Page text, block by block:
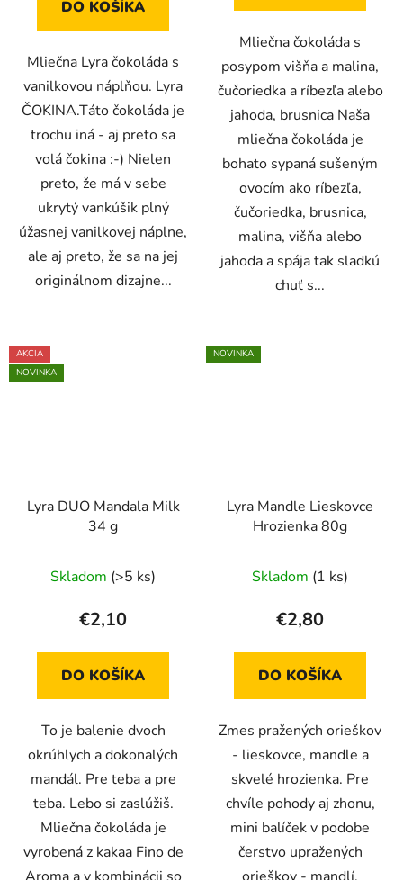
DO KOŠÍKA
Mliečna Lyra čokoláda s
vanilkovou náplňou. Lyra
ČOKINA.Táto čokoláda je
trochu iná - aj preto sa
volá čokina :-) Nielen
preto, že má v sebe
ukrytý vankúšik plný
úžasnej vanilkovej náplne,
ale aj preto, že sa na jej
originálnom dizajne...
Mliečna čokoláda s
posypom višňa a malina,
čučoriedka a ríbezľa alebo
jahoda, brusnica Naša
mliečna čokoláda je
bohato sypaná sušeným
ovocím ako ríbezľa,
čučoriedka, brusnica,
malina, višňa alebo
jahoda a spája tak sladkú
chuť s...
AKCIA
NOVINKA
Lyra DUO Mandala Milk
34 g
Skladom (>5 ks)
€2,10
DO KOŠÍKA
To je balenie dvoch
okrúhlych a dokonalých
mandál. Pre teba a pre
teba. Lebo si zaslúžiš.
Mliečna čokoláda je
vyrobená z kakaa Fino de
NOVINKA
Lyra Mandle Lieskovce
Hrozienka 80g
Skladom (1 ks)
€2,80
DO KOŠÍKA
Zmes pražených orieškov
- lieskovce, mandle a
skvelé hrozienka. Pre
chvíle pohody aj zhonu,
mini balíček v podobe
čerstvo upražených